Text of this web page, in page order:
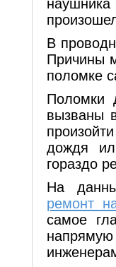
В
Причины
поломке
Поломки
вызваны
дождя
гораздо
На
ремонт
самое